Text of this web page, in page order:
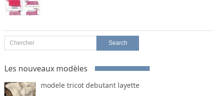
Les nouveaux modèles
modele tricot debutant layette